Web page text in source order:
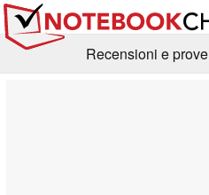
Recensioni e prove